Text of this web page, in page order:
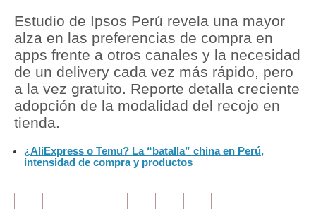
Finanzas Personales
Inmobiliarias
Plus G
Opinión
Editorial
Estudio de Ipsos Perú revela una mayor
alza en las preferencias de compra en
apps frente a otros canales y la necesidad
de un delivery cada vez más rápido, pero
a la vez gratuito. Reporte detalla creciente
adopción de la modalidad del recojo en
tienda.
¿AliExpress o Temu? La “batalla” china en Perú,
intensidad de compra y productos